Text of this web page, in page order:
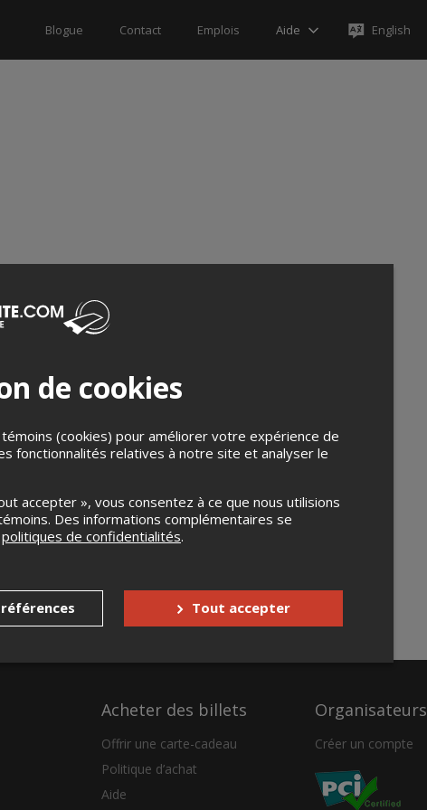
Blogue Contact Emplois Aide English
Acheter des billets
Offrir une carte-cadeau
Politique d’achat
Aide
Organisateurs
Créer un compte
de cookies
(cookies) pour améliorer votre expérience de
fonctionnalités relatives à notre site et analyser le
accepter », vous consentez à ce que nous utilisions
Des informations complémentaires se
politiques de confidentialités.
Tout accepter